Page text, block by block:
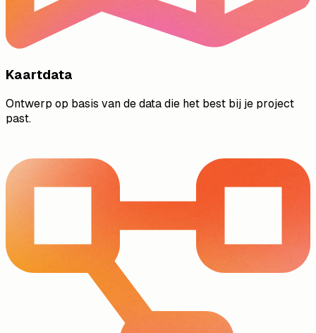
Kaartdata
Ontwerp op basis van de data die het best bij je project
past.